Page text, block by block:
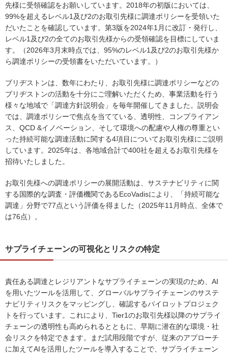
先様に受領確認をお願いしています。2018年の初版においては、
99%を超えるレベル1及び2のお取引先様に調達ポリシーを受領いた
だいたことを確認しています。第3版を2024年1月に改訂・発行し、
レベル1及び2の全てのお取引先様からの受領確認を目標にしていま
す。（2026年3月末時点では、95%のレベル1及び2のお取引先様か
ら調達ポリシーの受領書をいただいています。）
ブリヂストンは、数年にわたり、お取引先様に調達ポリシーなどの
ブリヂストンの活動を十分にご理解いただくため、事業活動を行う
様々な地域で「調達方針説明会」を毎年開催してきました。説明会
では、調達ポリシーで焦点を当てている、透明性、コンプライアン
ス、QCD &イノベーション、そして環境への配慮や人権の尊重とい
った持続可能な調達活動に関する4項目についてお取引先様にご説明
しています。2025年は、各地域合計で400社を超えるお取引先様を
招待いたしました。
お取引先様への調達ポリシーの展開活動は、サステナビリティに関
する国際的な調査・評価機関であるEcoVadisにより、「持続可能な
調達」分野で77点という評価を得ました（2025年11月時点、全体で
は76点）。
サプライチェーンの可視化とリスクの特定
責任ある調達とレジリアントなサプライチェーンの実現のため、AI
を用いたツールを活用して、グローバルサプライチェーンのサステ
ナビリティリスクをマッピングし、確認するパイロットプロジェク
トを行っています。これにより、Tier1のお取引先様以降のサプライ
チェーンの透明性も高められるとともに、早期に潜在的な環境・社
会リスクを特定できます。まだ試用段階ですが、従来のアプローチ
に加えてAIを活用したツールを導入することで、サプライチェーン